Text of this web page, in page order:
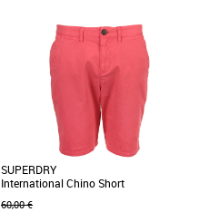
W36-L32
Superdry pas cher et Promos Superdry
Idéal pour créer une tenue rétro, ce jean
skinny te donnera un look ajusté sans
sacrifier le confort. Coupe [...]
SUPERDRY
International Chino Short
60,00 €